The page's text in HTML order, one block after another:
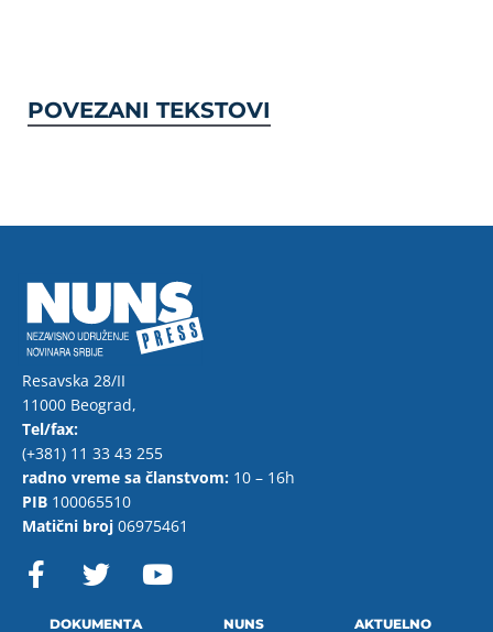
POVEZANI TEKSTOVI
Resavska 28/II
11000 Beograd,
Tel/fax:
(+381) 11 33 43 255
radno vreme sa članstvom: 10 – 16h
PIB 100065510
Matični broj 06975461
F
a w o
DOKUMENTA NUNS AKTUELNO